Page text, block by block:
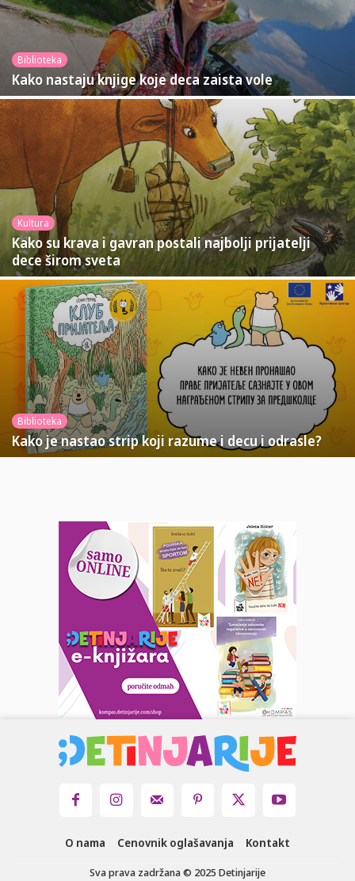
Biblioteka
Kako nastaju knjige koje deca zaista vole
Kultura
Kako su krava i gavran postali najbolji prijatelji
dece širom sveta
Biblioteka
Kako je nastao strip koji razume i decu i odrasle?
O nama Cenovnik oglašavanja Kontakt
Sva prava zadržana © 2025 Detinjarije